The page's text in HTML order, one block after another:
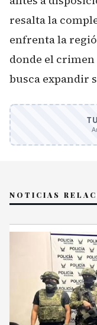
resalta la
enfrenta la
donde el
busca expandir
NOTICIAS